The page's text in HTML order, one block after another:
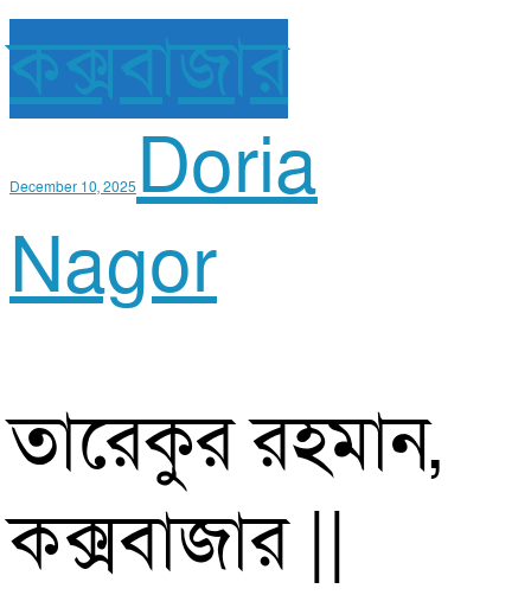
কক্সবাজার
December 10, 2025Doria
Nagor
তারেকুর রহমান,
কক্সবাজার ||